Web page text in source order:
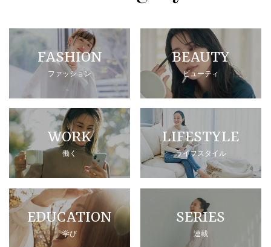
FASHION
ファッション
BEAUTY
ビューティ
WORK
働く
LIFESTYLE
ライフスタイル
EDUCATION
学び
SERIES
連載